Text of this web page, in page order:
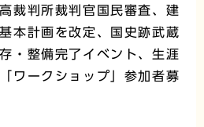
裁判所裁判官国民審査、建
本計画を改定、国史跡武蔵
・整備完了イベント、生涯
ワークショップ」参加者募